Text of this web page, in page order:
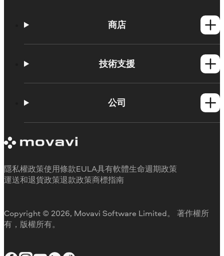
商店
Mac產品
技術支援
學習平台
取消訂閱
退款
公司
客戶評價
為何要選擇我們
工作用
Copyright © 2026, Movavi Software Limited。 著作權所
有，版權所有。
隱私權政策使用條款EULA具有軟體生命週期政策
運送和退貨政策退款政策商標指南